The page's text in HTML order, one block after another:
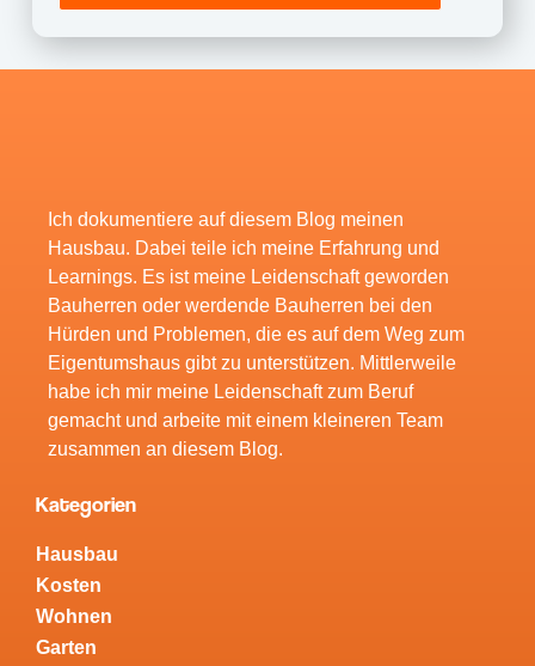
Ich dokumentiere auf diesem Blog meinen
Hausbau. Dabei teile ich meine Erfahrung und
Learnings. Es ist meine Leidenschaft geworden
Bauherren oder werdende Bauherren bei den
Hürden und Problemen, die es auf dem Weg zum
Eigentumshaus gibt zu unterstützen. Mittlerweile
habe ich mir meine Leidenschaft zum Beruf
gemacht und arbeite mit einem kleineren Team
zusammen an diesem Blog.
Kategorien
Hausbau
Kosten
Wohnen
Garten